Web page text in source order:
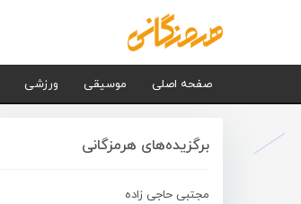
صفحه اصلی موسیقی ورزشی
برگزیده‌های هرمزگانی
مجتبی حاجی زاده